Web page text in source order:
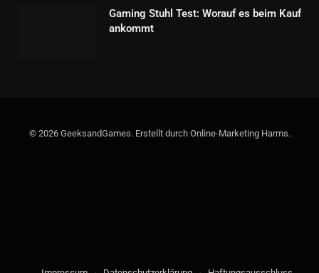
Gaming Stuhl Test: Worauf es beim Kauf
ankommt
© 2026 GeeksandGames. Erstellt durch Online-Marketing Harms.